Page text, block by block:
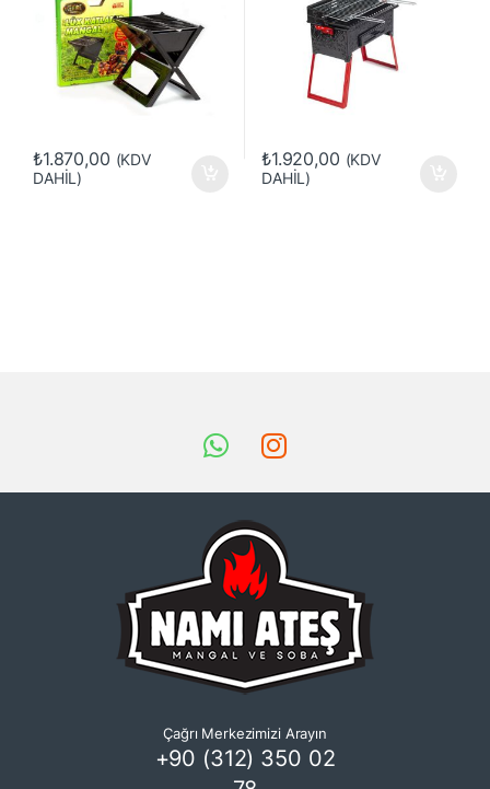
₺1.870,00 (KDV
DAHİL)
₺1.920,00 (KDV
DAHİL)
Çağrı Merkezimizi Arayın
+90 (312) 350 02